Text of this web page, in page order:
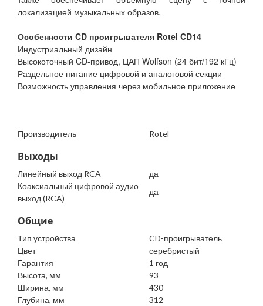
локализацией музыкальных образов.
Особенности CD проигрывателя Rotel CD14
Индустриальный дизайн
Высокоточный CD-привод, ЦАП Wolfson (24 бит/192 кГц)
Раздельное питание цифровой и аналоговой секции
Возможность управления через мобильное приложение
Производитель Rotel
Выходы
Линейный выход RCA
да
Коаксиальный цифровой аудио
выход (RCA)
да
Общие
Тип устройства
CD-проигрыватель
Цвет
серебристый
Гарантия
1 год
Высота, мм
93
Ширина, мм
430
Глубина, мм
312